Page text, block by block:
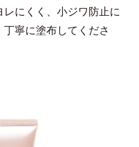
にくく、小ジワ防止に
寧に塗布してくださ